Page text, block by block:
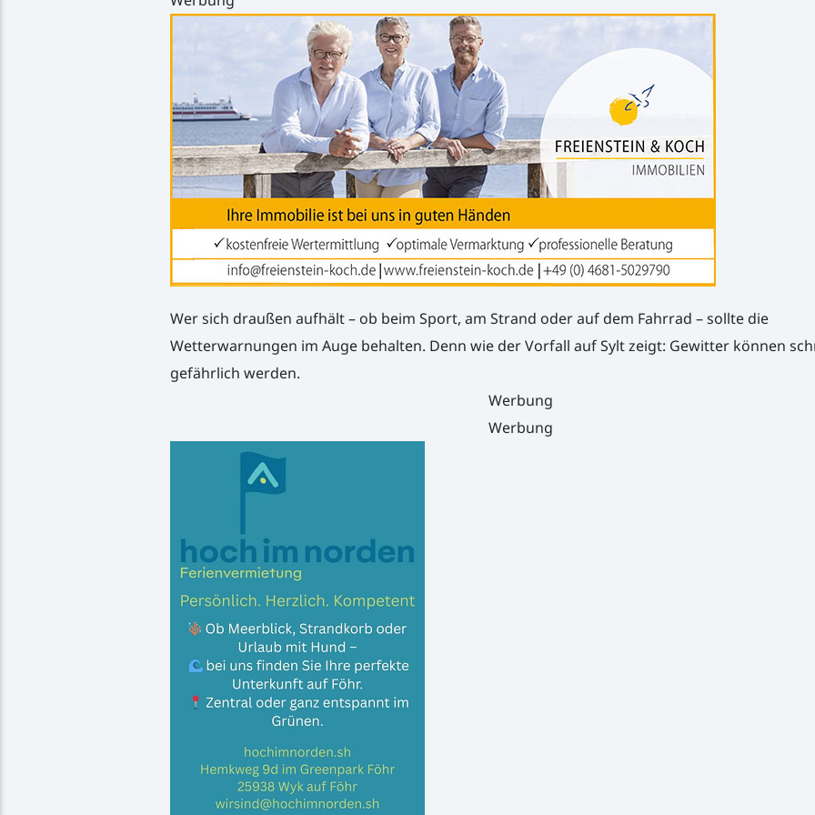
Wer sich draußen aufhält – ob beim Sport, am Strand oder auf dem Fahrrad – sollte die
Wetterwarnungen im Auge behalten. Denn wie der Vorfall auf Sylt zeigt: Gewitter können
gefährlich werden.
Werbung
Werbung